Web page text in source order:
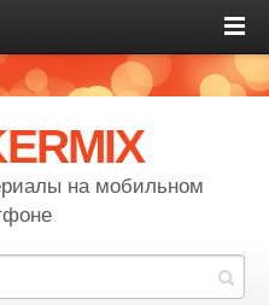
на мобильном